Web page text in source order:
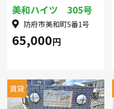
美和ハイツ 305号
防府市美和町5番1号
65,000円
賃貸